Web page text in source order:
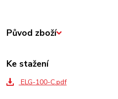
Původ zboží
Ke stažení
ELG-100-C.pdf